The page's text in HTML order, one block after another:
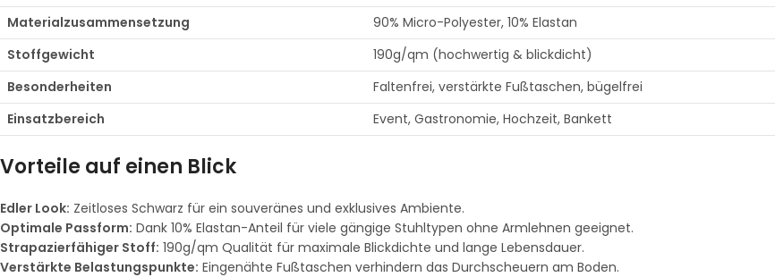
Materialzusammensetzung
90% Micro-Polyester, 10% Elastan
Stoffgewicht
190g/qm (hochwertig & blickdicht)
Besonderheiten
Faltenfrei, verstärkte Fußtaschen, bügelfrei
Einsatzbereich
Event, Gastronomie, Hochzeit, Bankett
Vorteile auf einen Blick
Edler Look: Zeitloses Schwarz für ein souveränes und exklusives Ambiente.
Optimale Passform: Dank 10% Elastan-Anteil für viele gängige Stuhltypen ohne Armlehnen geeignet.
Strapazierfähiger Stoff: 190g/qm Qualität für maximale Blickdichte und lange Lebensdauer.
Verstärkte Belastungspunkte: Eingenähte Fußtaschen verhindern das Durchscheuern am Boden.